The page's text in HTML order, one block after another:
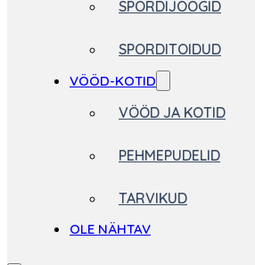
SPORDIJOOGID
SPORDITOIDUD
VÖÖD-KOTID
VÖÖD JA KOTID
PEHMEPUDELID
TARVIKUD
OLE NÄHTAV